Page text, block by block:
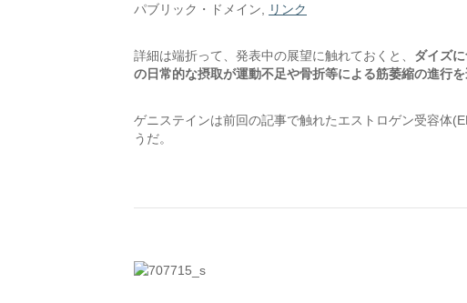
パブリック・ドメイン, リンク
詳細は端折って、発表中の展望に触れておくと、 ダイズ
の日常的な摂取が運動不足や骨折等による筋萎縮の進行
ゲニステインは前回の記事で触れたエストロゲン受容体
うだ。